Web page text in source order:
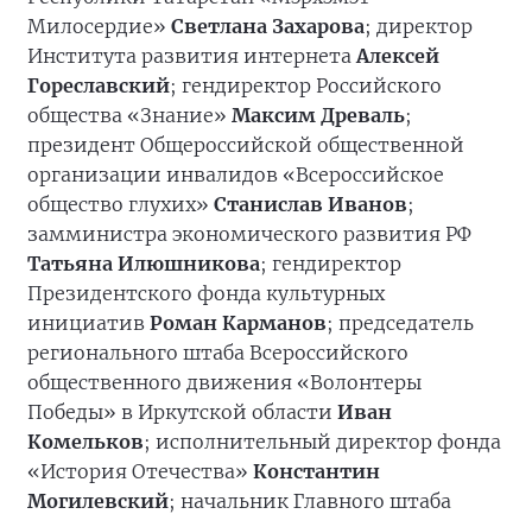
Милосердие» Светлана Захарова; директор
Института развития интернетаАлексей
Гореславский; гендиректор Российского
общества «Знание» Максим Древаль;
президент Общероссийской общественной
организации инвалидов «Всероссийское
общество глухих» Станислав Иванов;
замминистра экономического развития РФ
Татьяна Илюшникова; гендиректор
Президентского фонда культурных
инициатив Роман Карманов; председатель
регионального штаба Всероссийского
общественного движения «Волонтеры
Победы» в Иркутской области Иван
Комельков; исполнительный директор фонда
«История Отечества» Константин
Могилевский; начальник Главного штаба